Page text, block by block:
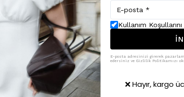
Kullanım
E-posta adresinizi girerek
edersiniz ve Gizlilik Politikamızı
❌ Hayır, kargo